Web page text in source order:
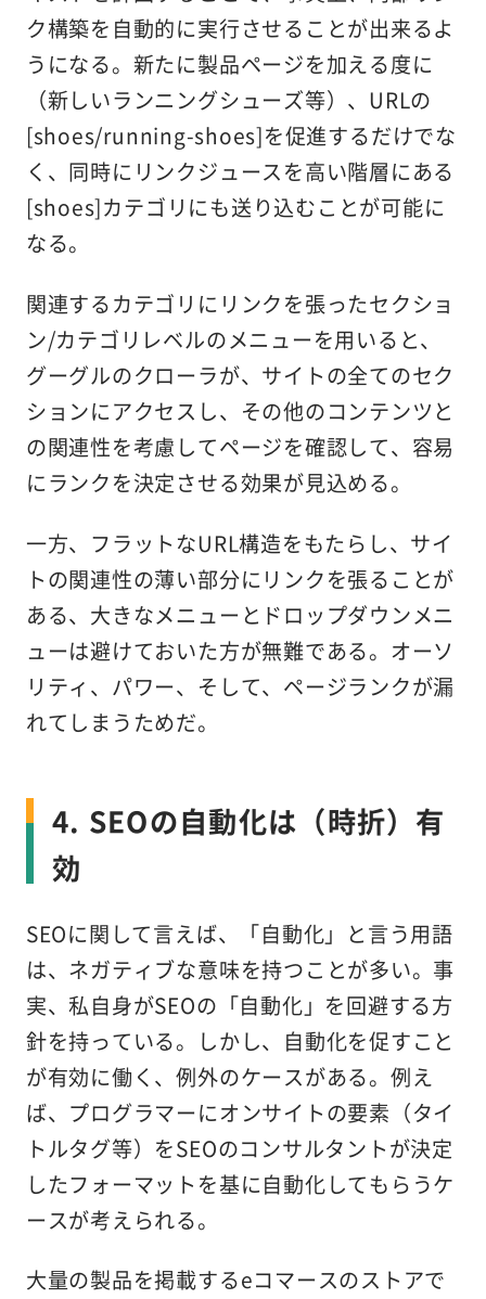
ク構築を自動的に実行させることが出来るよ
うになる。新たに製品ページを加える度に
（新しいランニングシューズ等）、URLの
[shoes/running-shoes]を促進するだけでな
く、同時にリンクジュースを高い階層にある
[shoes]カテゴリにも送り込むことが可能に
なる。
関連するカテゴリにリンクを張ったセクショ
ン/カテゴリレベルのメニューを用いると、
グーグルのクローラが、サイトの全てのセク
ションにアクセスし、その他のコンテンツと
の関連性を考慮してページを確認して、容易
にランクを決定させる効果が見込める。
一方、フラットなURL構造をもたらし、サイ
トの関連性の薄い部分にリンクを張ることが
ある、大きなメニューとドロップダウンメニ
ューは避けておいた方が無難である。オーソ
リティ、パワー、そして、ページランクが漏
れてしまうためだ。
4. SEOの自動化は（時折）有
効
SEOに関して言えば、「自動化」と言う用語
は、ネガティブな意味を持つことが多い。事
実、私自身がSEOの「自動化」を回避する方
針を持っている。しかし、自動化を促すこと
が有効に働く、例外のケースがある。例え
ば、プログラマーにオンサイトの要素（タイ
トルタグ等）をSEOのコンサルタントが決定
したフォーマットを基に自動化してもらうケ
ースが考えられる。
大量の製品を掲載するeコマースのストアで